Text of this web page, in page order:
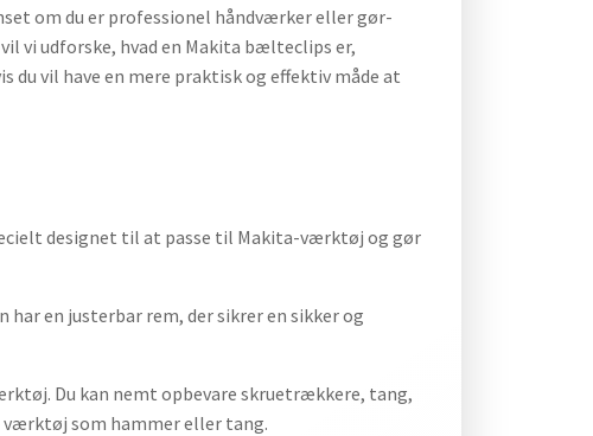
om du er professionel håndværker eller gør-
vi udforske, hvad en Makita bælteclips er,
du vil have en mere praktisk og effektiv måde at
designet til at passe til Makita-værktøj og gør
en justerbar rem, der sikrer en sikker og
Du kan nemt opbevare skruetrækkere, tang,
som hammer eller tang.